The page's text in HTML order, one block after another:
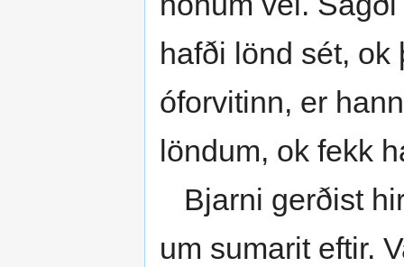
hafði lönd sét,
óforvitinn, er
löndum, ok fekk
Bjarni gerðist
um sumarit eftir.